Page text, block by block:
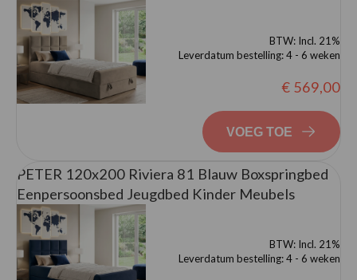
BTW: Incl. 21%
Leverdatum bestelling:4 - 6 weken
€ 569,00
VOEG TOE
PETER 120x200 Riviera 81 Blauw Boxspringbed
Eenpersoonsbed Jeugdbed Kinder Meubels
BTW: Incl. 21%
Leverdatum bestelling:4 - 6 weken